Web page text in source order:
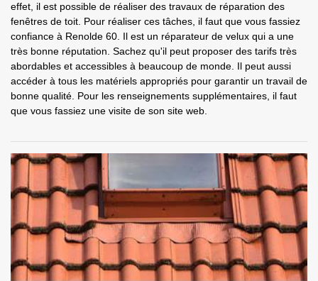
effet, il est possible de réaliser des travaux de réparation des
fenêtres de toit. Pour réaliser ces tâches, il faut que vous fassiez
confiance à Renolde 60. Il est un réparateur de velux qui a une
très bonne réputation. Sachez qu'il peut proposer des tarifs très
abordables et accessibles à beaucoup de monde. Il peut aussi
accéder à tous les matériels appropriés pour garantir un travail de
bonne qualité. Pour les renseignements supplémentaires, il faut
que vous fassiez une visite de son site web.